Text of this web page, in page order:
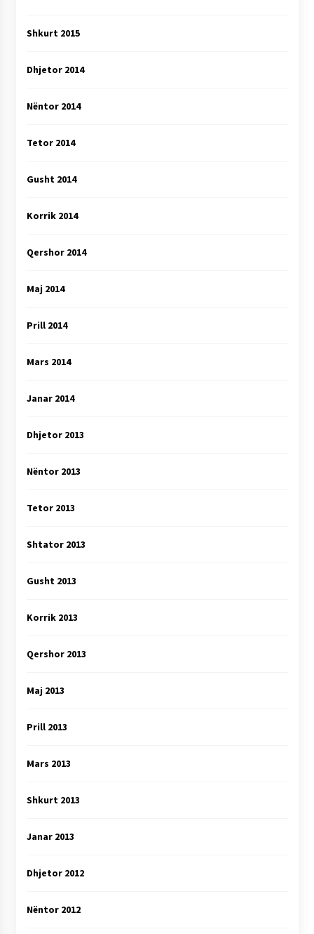
Shkurt 2015
Dhjetor 2014
Nëntor 2014
Tetor 2014
Gusht 2014
Korrik 2014
Qershor 2014
Maj 2014
Prill 2014
Mars 2014
Janar 2014
Dhjetor 2013
Nëntor 2013
Tetor 2013
Shtator 2013
Gusht 2013
Korrik 2013
Qershor 2013
Maj 2013
Prill 2013
Mars 2013
Shkurt 2013
Janar 2013
Dhjetor 2012
Nëntor 2012